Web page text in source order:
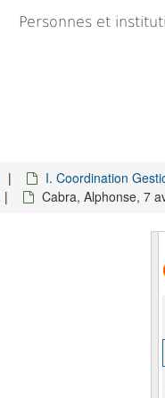
Personnes et
I. Coordination
Cabra, Alphonse, 7